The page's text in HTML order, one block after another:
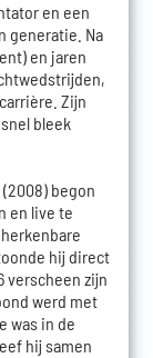
en een
generatie. Na
en jaren
Zijn
bleek
begon
en live te
hij direct
verscheen zijn
werd met
was in de
hij samen